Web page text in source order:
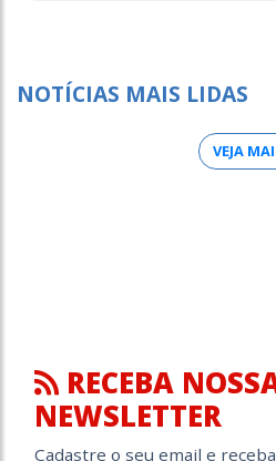
NOTÍCIAS MAIS LIDAS
VEJA
RECEBA
NEWSLETTER
Cadastre o seu email e